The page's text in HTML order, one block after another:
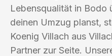
Lebensqualität in Bodo
deinen Umzug planst,
Koenig Villach aus
Partner zur Seite.